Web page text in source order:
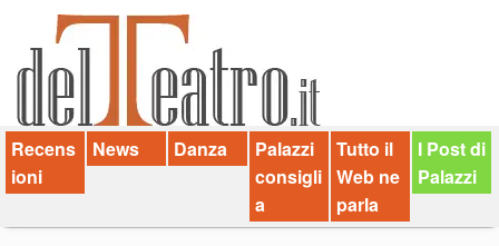
Chi siamo
Contatti
dT in English
Recens
ioni
News Danza
Palazzi
consigli
a
Tutto il
Web ne
parla
I Post di
Palazzi